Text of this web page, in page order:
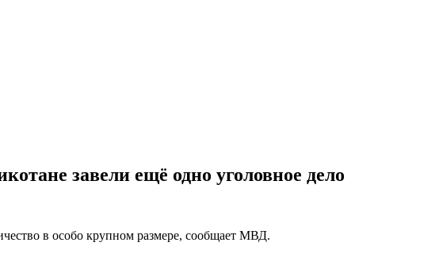
завели ещё одно уголовное дело
в особо крупном размере, сообщает МВД.